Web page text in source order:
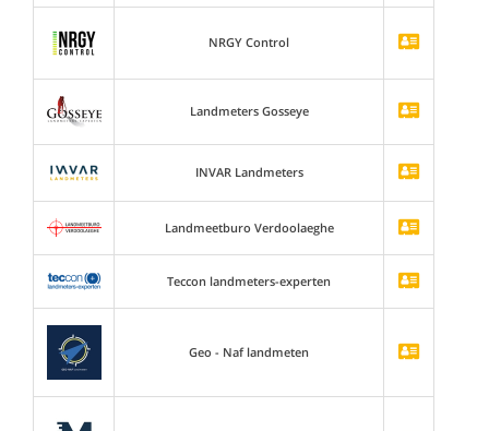
NRGY Control
Landmeters Gosseye
INVAR Landmeters
Landmeetburo Verdoolaeghe
Teccon landmeters-experten
Geo - Naf landmeten